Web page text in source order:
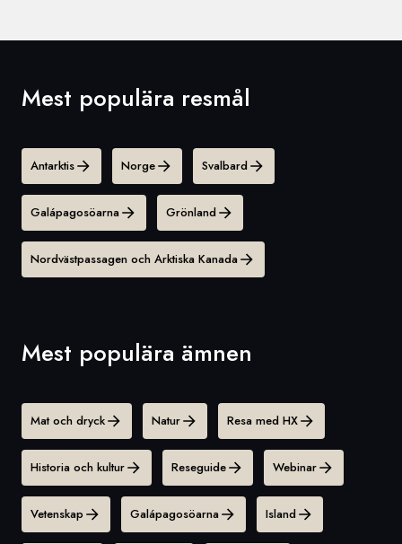
Mest populära resmål
Antarktis Norge Svalbard
Galápagosöarna Grönland
Nordvästpassagen och Arktiska Kanada
Mest populära ämnen
Mat och dryck Natur Resa med HX
Historia och kultur Reseguide Webinar
Vetenskap Galápagosöarna Island